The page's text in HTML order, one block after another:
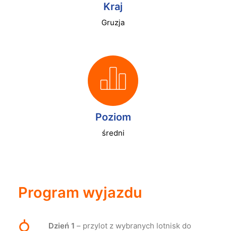
Kraj
Gruzja
Poziom
średni
Program wyjazdu
Dzień 1 – przylot z wybranych lotnisk do